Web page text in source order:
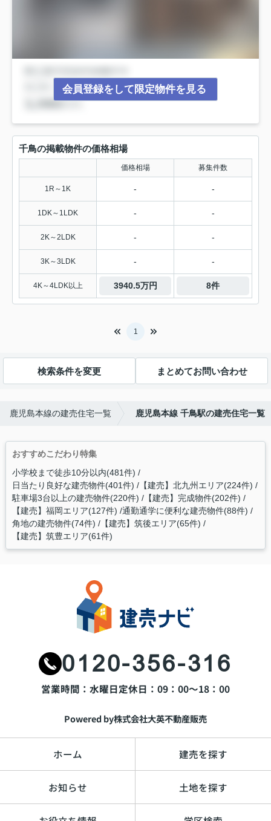
会員登録をして限定物件を見る
千鳥の掲載物件の価格相場
価格相場 募集件数
1R～1K - -
1DK～1LDK - -
2K～2LDK - -
3K～3LDK - -
4K～4LDK以上 3940.5万円 8件
1
検索条件を変更 まとめてお問い合わせ
鹿児島本線の建売住宅一覧 鹿児島本線 千鳥駅の建売住宅一覧
おすすめこだわり特集
小学校まで徒歩10分以内(481件)
日当たり良好な建売物件(401件) 【建売】北九州エリア(224件)
駐車場3台以上の建売物件(220件) 【建売】完成物件(202件)
【建売】福岡エリア(127件) 通勤通学に便利な建売物件(88件)
角地の建売物件(74件) 【建売】筑後エリア(65件)
【建売】筑豊エリア(61件)
0120-356-316
営業時間：水曜日定休日：09：00～18：00
Powered by株式会社大英不動産販売
ホーム 建売を探す
お知らせ 土地を探す